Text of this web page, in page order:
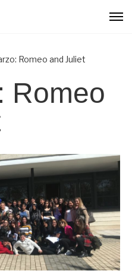
Romeo and Juliet
Romeo